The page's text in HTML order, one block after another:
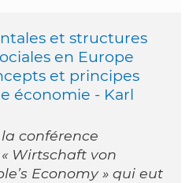
et structures
en Europe
et principes
économie - Karl
conférence
Wirtschaft von
Economy » qui eut